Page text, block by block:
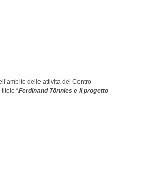
delle attività del Centro
“Ferdinand Tönnies e il progetto